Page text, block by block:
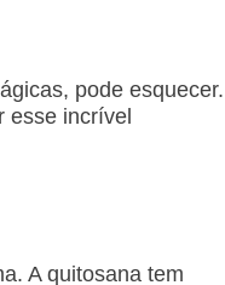
pode esquecer.
esse incrível
A quitosana tem